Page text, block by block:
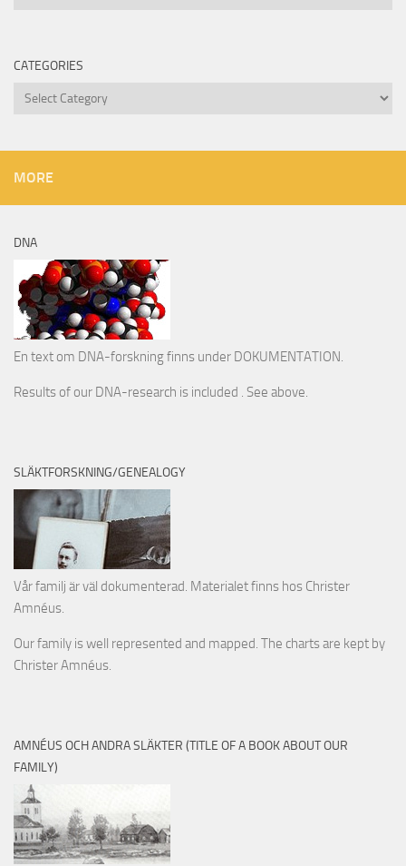
CATEGORIES
Categories
MORE
DNA
En text om DNA-forskning finns under DOKUMENTATION.
Results of our DNA-research is included . See above.
SLÄKTFORSKNING/GENEALOGY
Vår familj är väl dokumenterad. Materialet finns hos Christer
Amnéus.
Our family is well represented and mapped. The charts are kept by
Christer Amnéus.
AMNÉUS OCH ANDRA SLÄKTER (TITLE OF A BOOK ABOUT OUR
FAMILY)